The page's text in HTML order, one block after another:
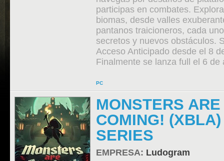
participas en combates.
biomas, desde valles
pantanos traicioneros, cada
secretos y nuevos obstáculos.
Acceso Anticipado desde el 8
Finalmente se lanza full el 6 de
PC
MONSTERS ARE
COMING!
SERIES
EMPRESA: Ludogram